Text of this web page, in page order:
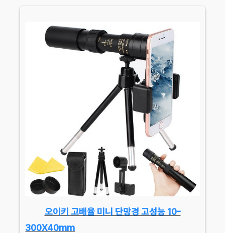
오이키 고배율 미니 단망경 고성능 10-
300X40mm